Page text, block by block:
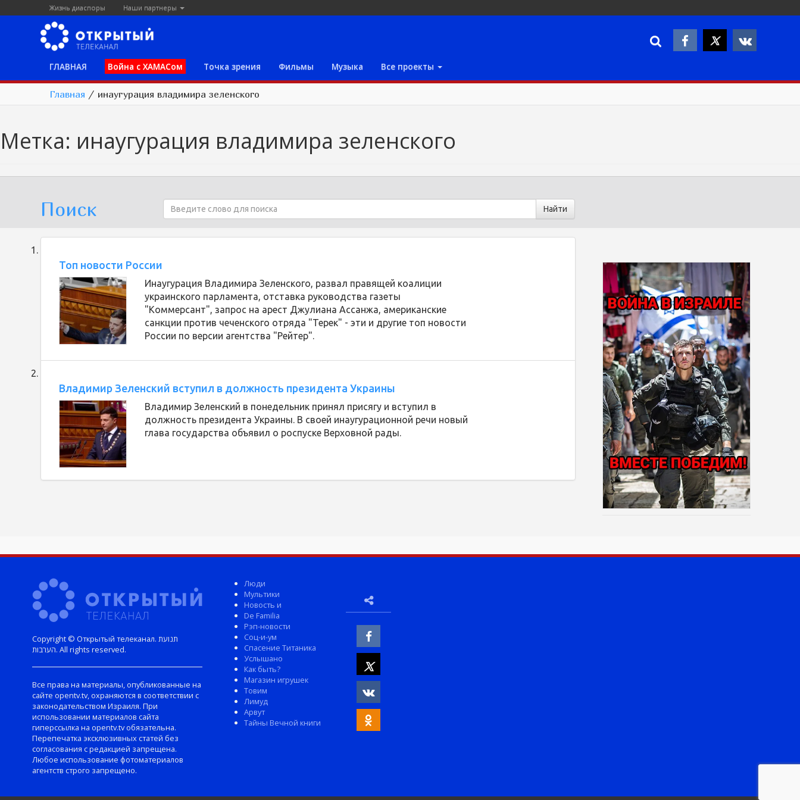
Жизнь диаспоры Наши партнеры
ГЛАВНАЯ Война с ХАМАСом Точка зрения Фильмы Музыка Все проекты
Главная / инаугурация владимира зеленского
Метка: инаугурация владимира зеленского
Поиск
Топ новости России
Инаугурация Владимира Зеленского, развал правящей коалиции
украинского парламента, отставка руководства газеты
"Коммерсант", запрос на арест Джулиана Ассанжа, американские
санкции против чеченского отряда "Терек" - эти и другие топ новости
России по версии агентства "Рейтер".
Владимир Зеленский вступил в должность президента Украины
Владимир Зеленский в понедельник принял присягу и вступил в
должность президента Украины. В своей инаугурационной речи новый
глава государства объявил о роспуске Верховной рады.
Copyright © Открытый телеканал. תנועת
הערבות. All rights reserved.
Все права на материалы, опубликованные на
сайте opentv.tv, охраняются в соответствии с
законодательством Израиля. При
использовании материалов сайта
гиперссылка на opentv.tv обязательна.
Перепечатка эксклюзивных статей без
согласования с редакцией запрещена.
Любое использование фотоматериалов
агентств строго запрещено.
Люди
Мультики
Новость и
De Familia
Рэп-новости
Соц-и-ум
Спасение Титаника
Услышано
Как быть?
Магазин игрушек
Товим
Лимуд
Арвут
Тайны Вечной книги